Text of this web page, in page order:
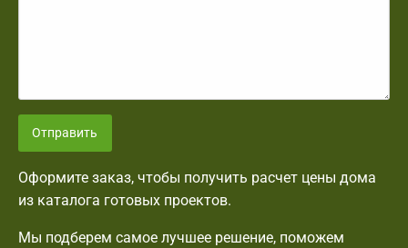
Отправить
Оформите заказ, чтобы получить расчет цены дома
из каталога готовых проектов.
Мы подберем самое лучшее решение, поможем